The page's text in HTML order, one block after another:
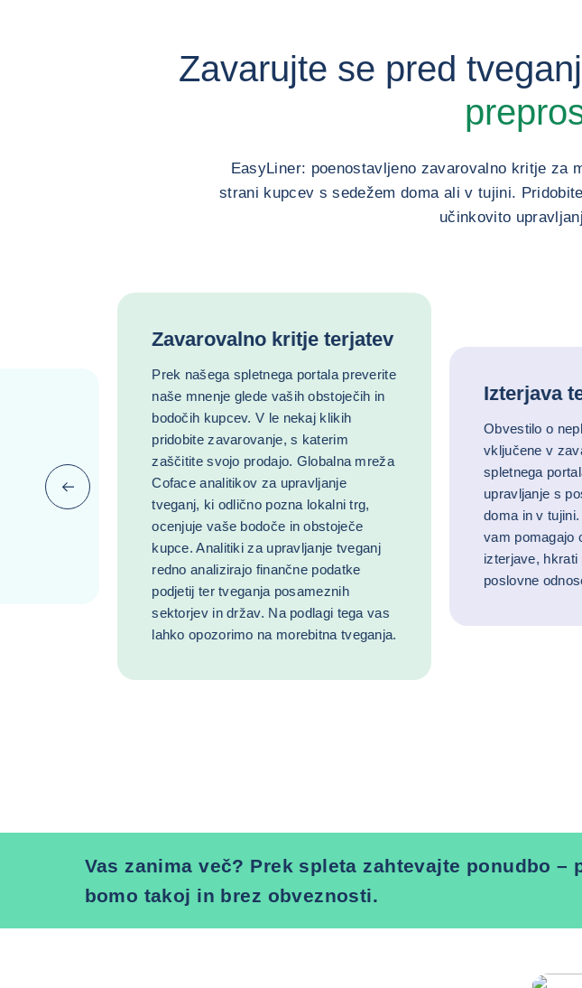
Zavarujte se pred
EasyLiner: poenostavljeno zavarovalno kritje za
strani kupcev s sedežem doma ali v tujini.
učinkovito
Zavarovalno kritje terjatev
Prek našega spletnega portala preverite
naše mnenje glede vaših obstoječih in
bodočih kupcev. V le nekaj klikih
pridobite zavarovanje, s katerim
zaščitite svojo prodajo. Globalna mreža
Coface analitikov za upravljanje
tveganj, ki odlično pozna lokalni trg,
ocenjuje vaše bodoče in obstoječe
kupce. Analitiki za upravljanje tveganj
redno analizirajo finančne podatke
podjetij ter tveganja posameznih
sektorjev in držav. Na podlagi tega vas
lahko opozorimo na morebitna tveganja.
Izterjava
Obvestilo o
vključene v
spletnega
upravljanje s
doma in v
vam pomagajo
izterjave, hkrati
poslovne
Prejšnji (vrnite se na zadnjo postavko)
Vas zanima več? Prek spleta zahtevajte ponudbo –
bomo takoj in brez obveznosti.